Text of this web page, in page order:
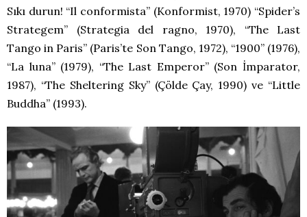
Sıkı durun! “Il conformista” (Konformist, 1970) “Spider’s
Strategem” (Strategia del ragno, 1970), “The Last
Tango in Paris” (Paris’te Son Tango, 1972), “1900” (1976),
“La luna” (1979), “The Last Emperor” (Son İmparator,
1987), “The Sheltering Sky” (Çölde Çay, 1990) ve “Little
Buddha” (1993).